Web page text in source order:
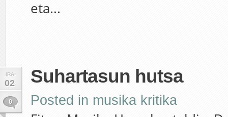
eta...
IRA
02
0
Suhartasun hutsa
Posted in musika kritika